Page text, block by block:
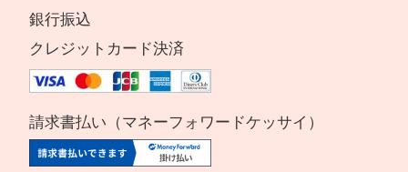
銀行振込
クレジットカード決済
請求書払い（マネーフォワードケッサイ）